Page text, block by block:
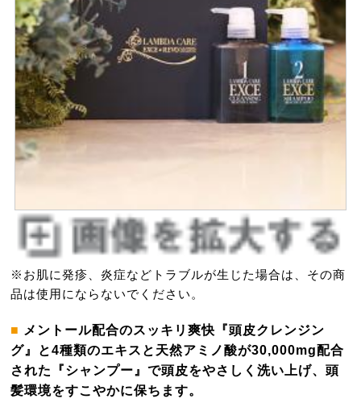
※お肌に発疹、炎症などトラブルが生じた場合は、その商
品は使用にならないでください。
メントール配合のスッキリ爽快『頭皮クレンジン
グ』と4種類のエキスと天然アミノ酸が30,000mg配合
された『シャンプー』で頭皮をやさしく洗い上げ、頭
髪環境をすこやかに保ちます。